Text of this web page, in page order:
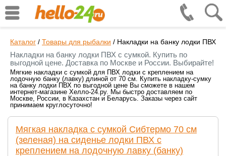
Каталог / Товары для рыбалки / Накладки на банку лодки ПВХ
Накладки на банку лодки ПВХ с сумкой. Купить по
выгодной цене. Доставка по Москве и России. Выбирайте!
Мягкие накладки с сумкой для ПВХ лодки с креплением на
лодочную банку (лавку) длиной от 70 см. Купить накладку-сумку
на банку лодки ПВХ по выгодной цене Вы сможете в нашем
интернет-магазине Хелло-24.ру. Мы быстро доставляем по
Москве, России, в Казахстан и Беларусь. Заказы через сайт
принимаем круглосуточно!
Мягкая накладка с сумкой Сибтермо 70 см
(зеленая) на сиденье лодки ПВХ с
креплением на лодочную лавку (банку)